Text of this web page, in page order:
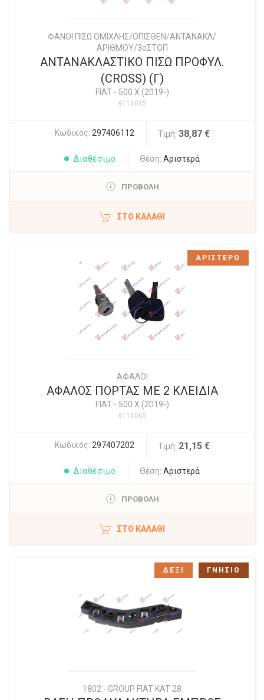
ΦΑΝΟΙ ΠΙΣΩ ΟΜΙΧΛΗΣ/ΟΠΙΣΘΕΝ/ΑΝΤΑΝΑΚΛ/
ΑΡΙΘΜΟΥ/3οΣΤΟΠ
ΑΝΤΑΝΑΚΛΑΣΤΙΚΟ ΠΙΣΩ ΠΡΟΦΥΛ.
(CROSS) (Γ)
FIAT- 500 X (2019-)
#116015
Κωδικός: 297406112 Τιμή: 38,87 €
Διαθέσιμο Θέση: Αριστερά
ΠΡΟΒΟΛΗ
ΣΤΟ ΚΑΛΆΘΙ
ΑΦΑΛΟΙ
ΑΦΑΛΟΣ ΠΟΡΤΑΣ ΜΕ 2 ΚΛΕΙΔΙΑ
FIAT- 500 X (2019-)
#116065
Κωδικός: 297407202 Τιμή: 21,15 €
Διαθέσιμο Θέση: Αριστερά
ΠΡΟΒΟΛΗ
ΣΤΟ ΚΑΛΆΘΙ
ΑΡΙΣΤΕΡΟ
1802 - GROUP FIAT KAT 28
ΔΕΞΙ ΓΝΗΣΙΟ